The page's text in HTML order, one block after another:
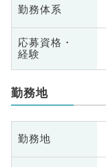
勤務体系
応募資格・
経験
勤務地
勤務地